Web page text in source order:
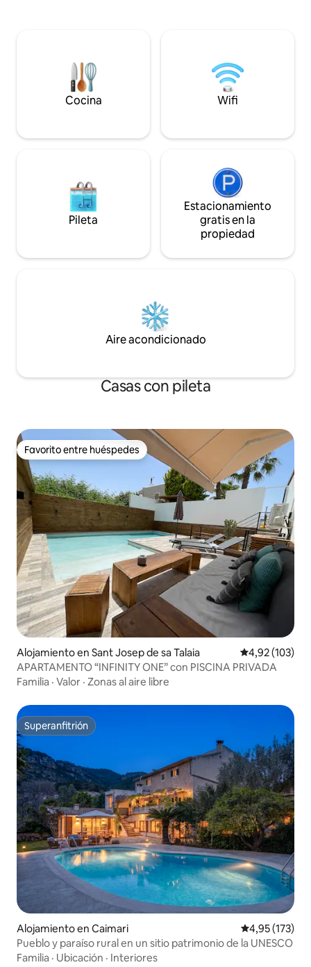
poder encontrar un lugar tranquilo para
dormir o jugar.
público a 8
Cocina Wifi
Pileta
Estacionamiento
gratis en la
propiedad
Aire acondicionado
Casas con pileta
Favorito entre huéspedes
Favorito entre huéspedes
Alojamiento en Sant Josep de sa Talaia Calificación
4,92 (103)
APARTAMENTO “INFINITY ONE” con PISCINA PRIVADA
Familia · Valor · Zonas al aire libre
Superanfitrión
Superanfitrión
Alojamiento en Caimari Calificación
4,95 (173)
Pueblo y paraíso rural en un sitio patrimonio de la UNESCO
Familia · Ubicación · Interiores